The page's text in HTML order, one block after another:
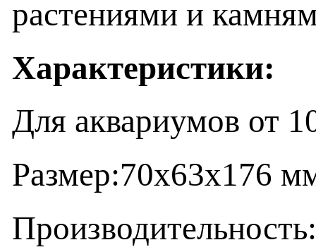
растениями и
Характеристики:
Для аквариумов от
Размер:70х63х176